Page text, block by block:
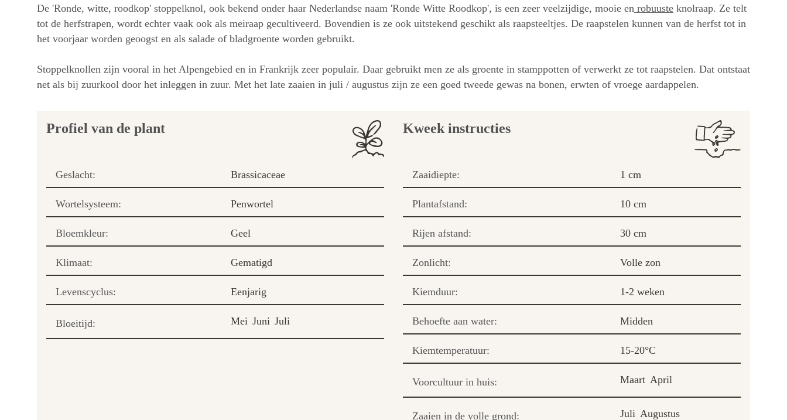
De 'Ronde, witte, roodkop' stoppelknol, ook bekend onder haar Nederlandse naam 'Ronde Witte Roodkop', is een zeer veelzijdige, mooie en robuuste knolraap. Ze telt
tot de herfstrapen, wordt echter vaak ook als meiraap gecultiveerd. Bovendien is ze ook uitstekend geschikt als raapsteeltjes. De raapstelen kunnen van de herfst tot in
het voorjaar worden geoogst en als salade of bladgroente worden gebruikt.
Stoppelknollen zijn vooral in het Alpengebied en in Frankrijk zeer populair. Daar gebruikt men ze als groente in stamppotten of verwerkt ze tot raapstelen. Dat ontstaat
net als bij zuurkool door het inleggen in zuur. Met het late zaaien in juli / augustus zijn ze een goed tweede gewas na bonen, erwten of vroege aardappelen.
Profiel van de plant
Geslacht: Brassicaceae
Wortelsysteem: Penwortel
Bloemkleur: Geel
Klimaat: Gematigd
Levenscyclus: Eenjarig
Bloeitijd: Mei Juni Juli
Kweek instructies
Zaaidiepte: 1 cm
Plantafstand: 10 cm
Rijen afstand: 30 cm
Zonlicht: Volle zon
Kiemduur: 1-2 weken
Behoefte aan water: Midden
Kiemtemperatuur: 15-20°C
Voorcultuur in huis: Maart April
Zaaien in de volle grond: Juli Augustus